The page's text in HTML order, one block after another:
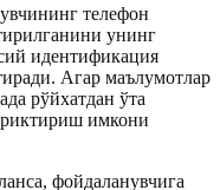
телефон
унинг
идентификация
Агар маълумотлар
рўйхатдан ўта
имкони
фойдаланувчига